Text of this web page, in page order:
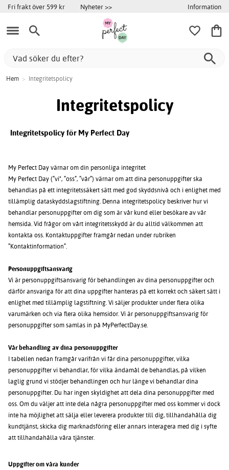
Fri frakt över 599 kr Nyheter >> Information
Hem > Integritetspolicy
Integritetspolicy
Integritetspolicy för My Perfect Day
My Perfect Day värnar om din personliga integritet
My Perfect Day (”vi", ”oss”, ”vår”) värnar om att dina personuppgifter ska
behandlas på ett integritetssäkert sätt med god skyddsnivå och i enlighet med
tillämplig dataskyddslagstiftning. Denna integritetspolicy beskriver hur vi
behandlar personuppgifter om dig som är vår kund eller besökare av vår
hemsida. Vid frågor om vårt integritetsskydd är du alltid välkommen att
kontakta oss. Kontaktuppgifter framgår nedan under rubriken
”Kontaktinformation”.
Personuppgiftsansvarig
Vi är personuppgiftsansvarig för behandlingen av dina personuppgifter och
därför ansvariga för att dina uppgifter hanteras på ett korrekt och säkert sätt i
enlighet med tillämplig lagstiftning. Vi säljer produkter under flera olika
varumärken och via flera olika hemsidor. Vi är personuppgiftsansvarig för
personuppgifter som samlas in på MyPerfectDay.se.
Vår behandling av dina personuppgifter
I tabellen nedan framgår varifrån vi får dina personuppgifter, vilka
personuppgifter vi behandlar, för vilka ändamål de behandlas, på vilken
laglig grund vi stödjer behandlingen och hur länge vi behandlar dina
personuppgifter. Du har ingen skyldighet att dela dina personuppgifter med
oss. Om du väljer att inte dela några personuppgifter med oss kommer vi dock
inte ha möjlighet att sälja eller leverera produkter till dig, tillhandahålla dig
kundtjänst, skicka dig marknadsföring eller annars interagera med dig i syfte
att tillhandahålla våra tjänster.
Uppgifter om våra kunder